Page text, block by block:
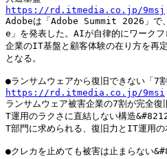
https://rd.itmedia.co.jp/9msj
Adobeは「Adobe Summit 2026」
e」を発表した。AIが自律的にワーク
企業のIT基盤と顧客体験の在り方を再
となる。
https://rd.itmedia.co.jp/9msi
ランサムウェア被害企業の7割が完全
T運用のラクさに直結しない構造
T部門に求められる、復旧力とIT運用の
●クレカを止めても被害は止まらない